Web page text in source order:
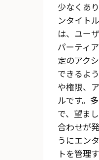
少なくあ
ンタイト
は、ユー
パーティ
定のアク
できるよ
や権限、
ルです。
で、望ま
合わせが
うにエン
トを管理